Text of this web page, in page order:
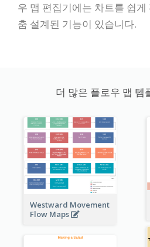
우 맵 편집기에는 차트를 쉽
춤 설계된 기능이 있습니다.
더 많은 플로우 맵 템
Westward Movement
Flow Maps